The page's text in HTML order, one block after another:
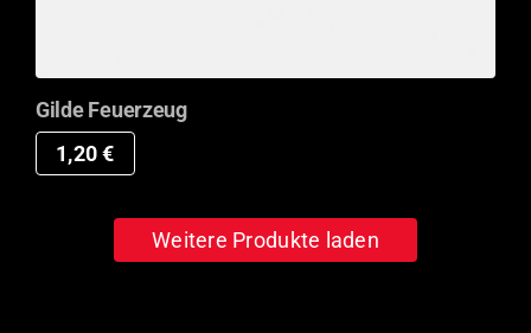
Gilde Feuerzeug
1,20€
Weitere Produkte laden